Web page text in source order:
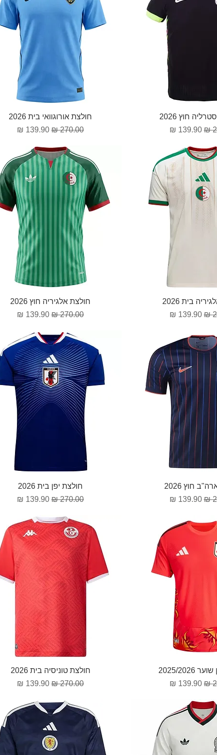
מהירה
חוץ 2026
מחיר מבצע‏139.90 ‏₪
תצוגה מהירה
חולצת אורוגוואי בית 2026
מחיר רגיל מחיר מבצע
מהירה
בית 2026
מחיר מבצע‏139.90 ‏₪
תצוגה מהירה
חולצת אלגיריה חוץ 2026
מחיר רגיל מחיר מבצע
מהירה
חוץ 2026
מחיר מבצע‏139.90 ‏₪
תצוגה מהירה
חולצת יפן בית 2026
מחיר רגיל מחיר מבצע
מהירה2026
מחיר מבצע‏139.90 ‏₪
תצוגה מהירה
חולצת טוניסיה בית 2026
מחיר רגיל מחיר מבצע